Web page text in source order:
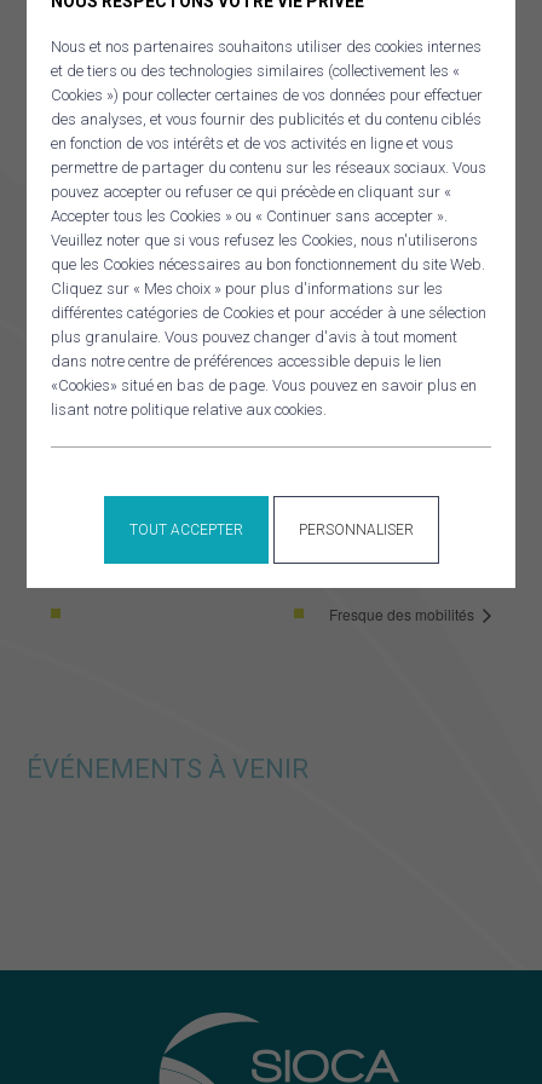
Panneau de gestion des cookies
Nous et nos partenaires souhaitons utiliser des cookies internes
et de tiers ou des technologies similaires (collectivement les «
Cookies ») pour collecter certaines de vos données pour effectuer
des analyses, et vous fournir des publicités et du contenu ciblés
en fonction de vos intérêts et de vos activités en ligne et vous
permettre de partager du contenu sur les réseaux sociaux. Vous
pouvez accepter ou refuser ce qui précède en cliquant sur «
Accepter tous les Cookies » ou « Continuer sans accepter ».
Veuillez noter que si vous refusez les Cookies, nous n'utiliserons
que les Cookies nécessaires au bon fonctionnement du site Web.
Cliquez sur « Mes choix » pour plus d'informations sur les
différentes catégories de Cookies et pour accéder à une sélection
plus granulaire. Vous pouvez changer d'avis à tout moment
dans notre centre de préférences accessible depuis le lien
«Cookies» situé en bas de page. Vous pouvez en savoir plus en
lisant notre politique relative aux cookies.
TOUT ACCEPTER PERSONNALISER
LIEU
Espace Gisèle Le Bars
Fresque des mobilités
ÉVÉNEMENTS À VENIR
RECHERCHER